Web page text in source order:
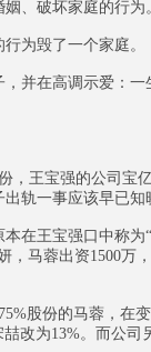
、破坏家庭的行为
为毁了一个家庭。
并在高调示爱：一
，王宝强的公司宝
轨一事应该早已知
在王宝强口中称为
，马蓉出资1500万
股份的马蓉，在
改为13%。而公司